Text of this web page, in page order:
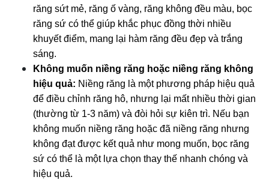
răng sứt mẻ, răng ố vàng, răng không đều màu, bọc
răng sứ có thể giúp khắc phục đồng thời nhiều
khuyết điểm, mang lại hàm răng đều đẹp và trắng
sáng.
Không muốn niềng răng hoặc niềng răng không
hiệu quả: Niềng răng là một phương pháp hiệu quả
để điều chỉnh răng hô, nhưng lại mất nhiều thời gian
(thường từ 1-3 năm) và đòi hỏi sự kiên trì. Nếu bạn
không muốn niềng răng hoặc đã niềng răng nhưng
không đạt được kết quả như mong muốn, bọc răng
sứ có thể là một lựa chọn thay thế nhanh chóng và
hiệu quả.